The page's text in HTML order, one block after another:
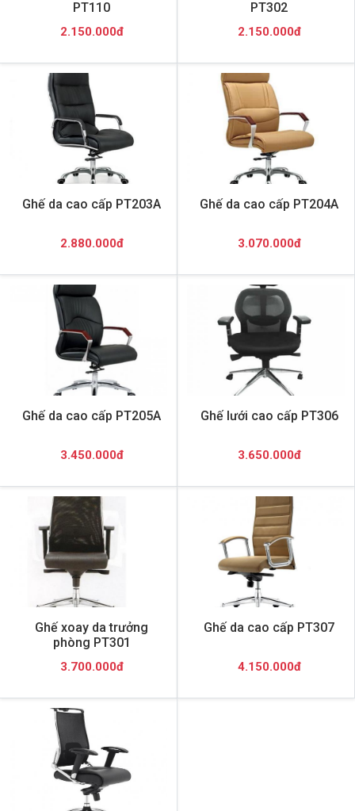
PT110
2.150.000đ
PT302
2.150.000đ
Ghế da cao cấp PT203A
2.880.000đ
Ghế da cao cấp PT204A
3.070.000đ
Ghế da cao cấp PT205A
3.450.000đ
Ghế lưới cao cấp PT306
3.650.000đ
Ghế xoay da trưởng
phòng PT301
3.700.000đ
Ghế da cao cấp PT307
4.150.000đ